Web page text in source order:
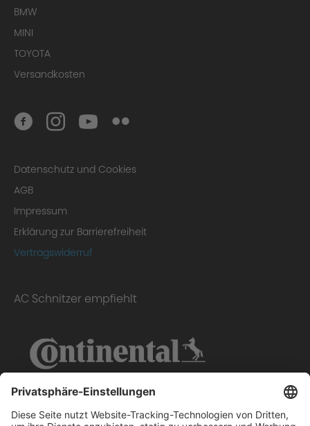
BMW
MINI
TOYOTA
Versandkosten
Datenschutz und Cookies
AGB
Impressum
Erklärung zur Barrierefreiheit
Vertragswiderruf
AC Schnitzer empfiehlt